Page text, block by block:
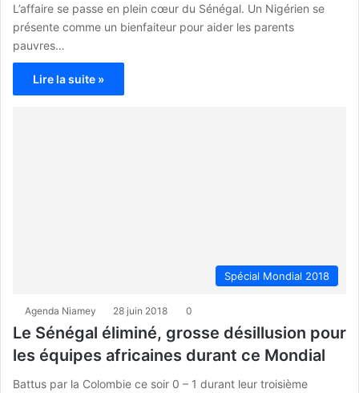
L’affaire se passe en plein cœur du Sénégal. Un Nigérien se
présente comme un bienfaiteur pour aider les parents
pauvres…
Lire la suite »
Spécial Mondial 2018
Agenda Niamey 28 juin 2018 0
Le Sénégal éliminé, grosse désillusion pour
les équipes africaines durant ce Mondial
Battus par la Colombie ce soir 0 – 1 durant leur troisième